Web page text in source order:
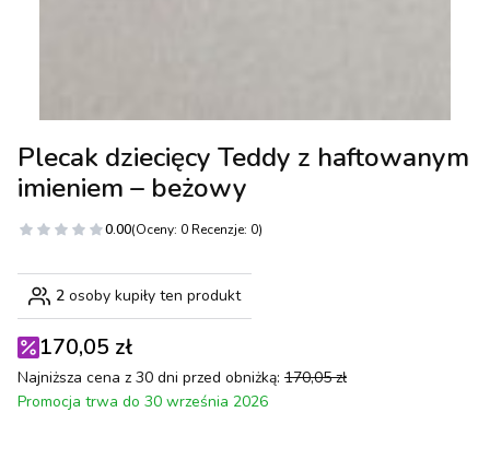
Plecak dziecięcy Teddy z haftowanym
imieniem – beżowy
0.00(Oceny: 0 Recenzje: 0)
2 osoby kupiły ten produkt
170,05 zł
Najniższa cena z 30 dni przed obniżką: 170,05 zł
Promocja trwa do 30 września 2026